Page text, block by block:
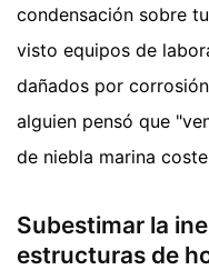
condensación sobre
visto equipos de
dañados por
alguien pensó que
de niebla marina
Subestimar la
estructuras de